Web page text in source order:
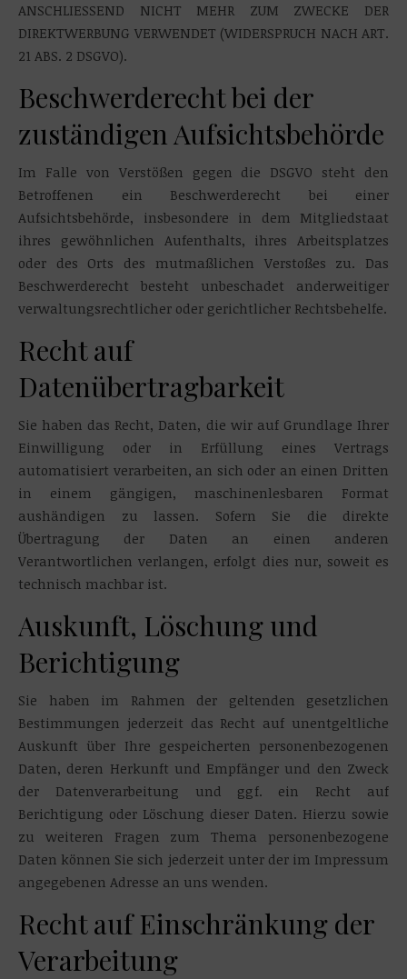
ANSCHLIESSEND NICHT MEHR ZUM ZWECKE DER
DIREKTWERBUNG VERWENDET (WIDERSPRUCH NACH ART.
21 ABS. 2 DSGVO).
Beschwerderecht bei der
zuständigen Aufsichtsbehörde
Im Falle von Verstößen gegen die DSGVO steht den
Betroffenen ein Beschwerderecht bei einer
Aufsichtsbehörde, insbesondere in dem Mitgliedstaat
ihres gewöhnlichen Aufenthalts, ihres Arbeitsplatzes
oder des Orts des mutmaßlichen Verstoßes zu. Das
Beschwerderecht besteht unbeschadet anderweitiger
verwaltungsrechtlicher oder gerichtlicher Rechtsbehelfe.
Recht auf
Datenübertragbarkeit
Sie haben das Recht, Daten, die wir auf Grundlage Ihrer
Einwilligung oder in Erfüllung eines Vertrags
automatisiert verarbeiten, an sich oder an einen Dritten
in einem gängigen, maschinenlesbaren Format
aushändigen zu lassen. Sofern Sie die direkte
Übertragung der Daten an einen anderen
Verantwortlichen verlangen, erfolgt dies nur, soweit es
technisch machbar ist.
Auskunft, Löschung und
Berichtigung
Sie haben im Rahmen der geltenden gesetzlichen
Bestimmungen jederzeit das Recht auf unentgeltliche
Auskunft über Ihre gespeicherten personenbezogenen
Daten, deren Herkunft und Empfänger und den Zweck
der Datenverarbeitung und ggf. ein Recht auf
Berichtigung oder Löschung dieser Daten. Hierzu sowie
zu weiteren Fragen zum Thema personenbezogene
Daten können Sie sich jederzeit unter der im Impressum
angegebenen Adresse an uns wenden.
Recht auf Einschränkung der
Verarbeitung